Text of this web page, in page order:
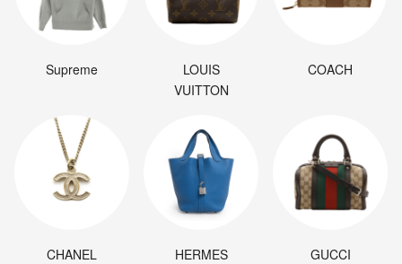
Supreme
LOUIS
VUITTON
COACH
CHANEL HERMES GUCCI